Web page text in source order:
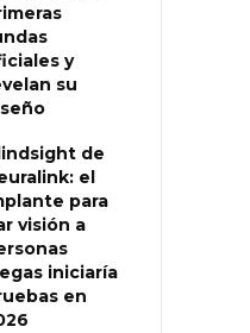
y
su
de
el
para
visión a
iniciaría
en